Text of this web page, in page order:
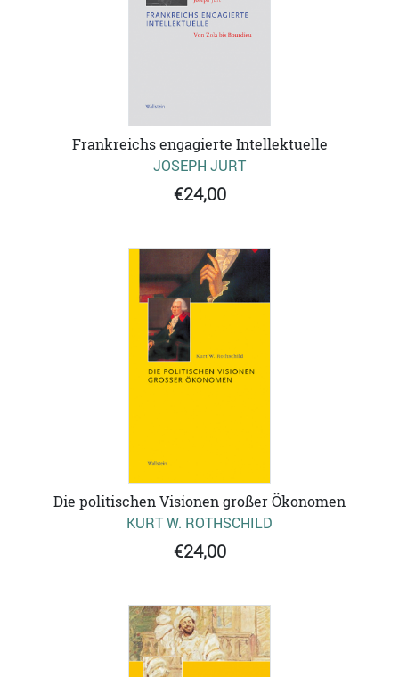
Frankreichs engagierte Intellektuelle
JOSEPH JURT
€24,00
Die politischen Visionen großer Ökonomen
KURT W. ROTHSCHILD
€24,00